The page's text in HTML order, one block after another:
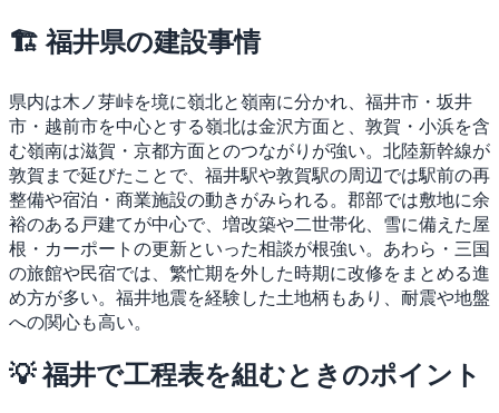
🏗 福井県の建設事情
県内は木ノ芽峠を境に嶺北と嶺南に分かれ、福井市・坂井
市・越前市を中心とする嶺北は金沢方面と、敦賀・小浜を含
む嶺南は滋賀・京都方面とのつながりが強い。北陸新幹線が
敦賀まで延びたことで、福井駅や敦賀駅の周辺では駅前の再
整備や宿泊・商業施設の動きがみられる。郡部では敷地に余
裕のある戸建てが中心で、増改築や二世帯化、雪に備えた屋
根・カーポートの更新といった相談が根強い。あわら・三国
の旅館や民宿では、繁忙期を外した時期に改修をまとめる進
め方が多い。福井地震を経験した土地柄もあり、耐震や地盤
への関心も高い。
💡 福井で工程表を組むときのポイント